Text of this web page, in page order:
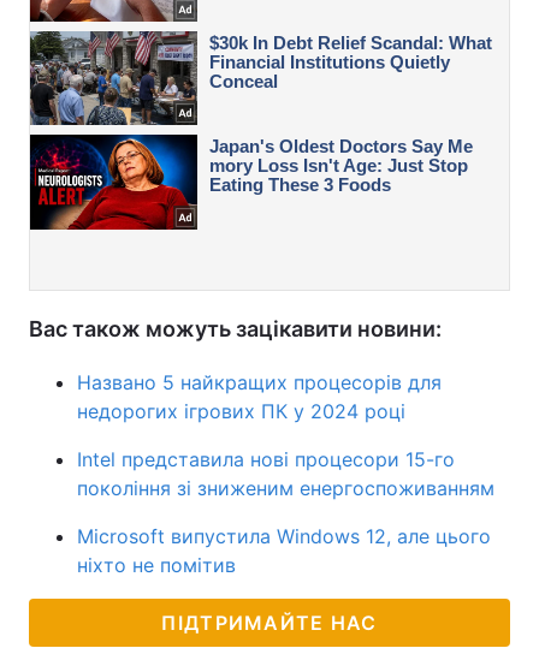
Вас також можуть зацікавити новини:
Названо 5 найкращих процесорів для
недорогих ігрових ПК у 2024 році
Intel представила нові процесори 15-го
покоління зі зниженим енергоспоживанням
Microsoft випустила Windows 12, але цього
ніхто не помітив
ПІДТРИМАЙТЕ НАС